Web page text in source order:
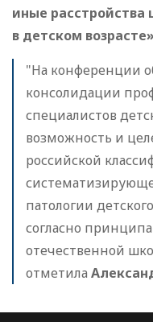
иные расстройства
в детском возрасте»
"На конференции
консолидации
специалистов
возможность и
российской
патологии
согласно
отечественной
отметила